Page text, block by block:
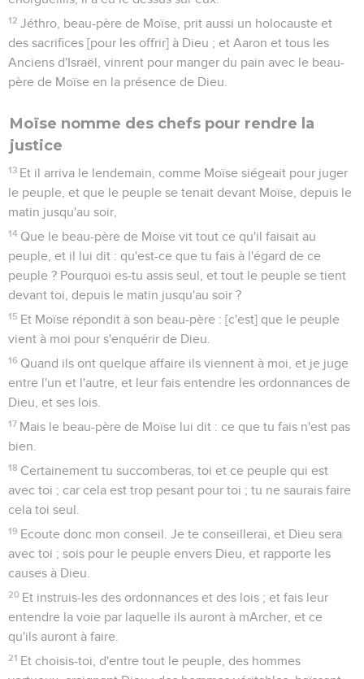
12 Jéthro, beau-père de Moïse, prit aussi un holocauste et
des sacrifices [pour les offrir] à Dieu ; et Aaron et tous les
Anciens d'Israël, vinrent pour manger du pain avec le beau-
père de Moïse en la présence de Dieu.
Moïse nomme des chefs pour rendre la
justice
13 Et il arriva le lendemain, comme Moïse siégeait pour juger
le peuple, et que le peuple se tenait devant Moïse, depuis le
matin jusqu'au soir,
14 Que le beau-père de Moïse vit tout ce qu'il faisait au
peuple, et il lui dit : qu'est-ce que tu fais à l'égard de ce
peuple ? Pourquoi es-tu assis seul, et tout le peuple se tient
devant toi, depuis le matin jusqu'au soir ?
15 Et Moïse répondit à son beau-père : [c'est] que le peuple
vient à moi pour s'enquérir de Dieu.
16 Quand ils ont quelque affaire ils viennent à moi, et je juge
entre l'un et l'autre, et leur fais entendre les ordonnances de
Dieu, et ses lois.
17 Mais le beau-père de Moïse lui dit : ce que tu fais n'est pas
bien.
18 Certainement tu succomberas, toi et ce peuple qui est
avec toi ; car cela est trop pesant pour toi ; tu ne saurais faire
cela toi seul.
19 Ecoute donc mon conseil. Je te conseillerai, et Dieu sera
avec toi ; sois pour le peuple envers Dieu, et rapporte les
causes à Dieu.
20 Et instruis-les des ordonnances et des lois ; et fais leur
entendre la voie par laquelle ils auront à mArcher, et ce
qu'ils auront à faire.
21 Et choisis-toi, d'entre tout le peuple, des hommes